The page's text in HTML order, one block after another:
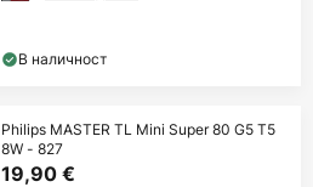
В наличност
Philips MASTER TL Mini Super 80 G5 T5
8W - 827
19,90 €